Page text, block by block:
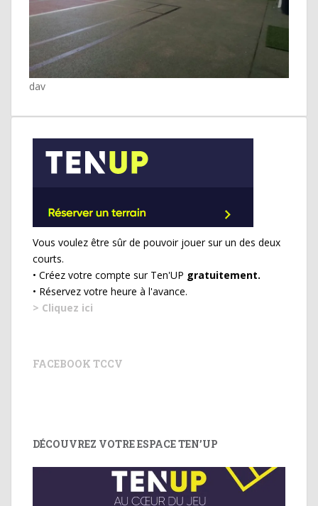
dav
Vous voulez être sûr de pouvoir jouer sur un des deux
courts.
• Créez votre compte sur Ten'UP gratuitement.
• Réservez votre heure à l'avance.
> Cliquez ici
FACEBOOK TCCV
DÉCOUVREZ VOTRE ESPACE TEN’UP